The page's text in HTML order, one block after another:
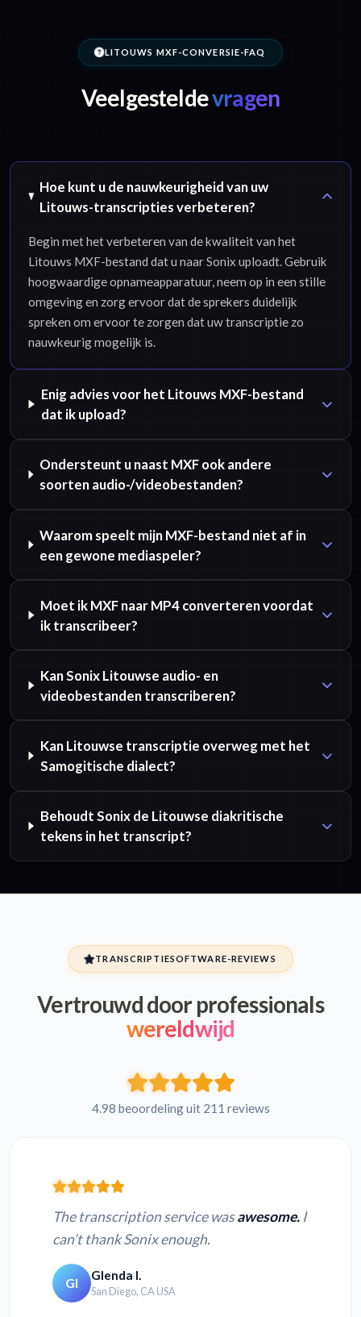
LITOUWS MXF-CONVERSIE-FAQ
Veelgesteldevragen
Hoe kunt u de nauwkeurigheid van uw
Litouws-transcripties verbeteren?
Begin met het verbeteren van de kwaliteit van het
Litouws MXF-bestand dat u naar Sonix uploadt. Gebruik
hoogwaardige opnameapparatuur, neem op in een stille
omgeving en zorg ervoor dat de sprekers duidelijk
spreken om ervoor te zorgen dat uw transcriptie zo
nauwkeurig mogelijk is.
Enig advies voor het Litouws MXF-bestand
dat ik upload?
Ondersteunt u naast MXF ook andere
soorten audio-/videobestanden?
Waarom speelt mijn MXF-bestand niet af in
een gewone mediaspeler?
Moet ik MXF naar MP4 converteren voordat
ik transcribeer?
Kan Sonix Litouwse audio- en
videobestanden transcriberen?
Kan Litouwse transcriptie overweg met het
Samogitische dialect?
Behoudt Sonix de Litouwse diakritische
tekens in het transcript?
TRANSCRIPTIESOFTWARE-REVIEWS
Vertrouwd door professionals
wereldwijd
4.98 beoordeling uit 211 reviews
The transcription service wasawesome. I
can’t thank Sonix enough.
GI Glenda I.
San Diego, CA USA